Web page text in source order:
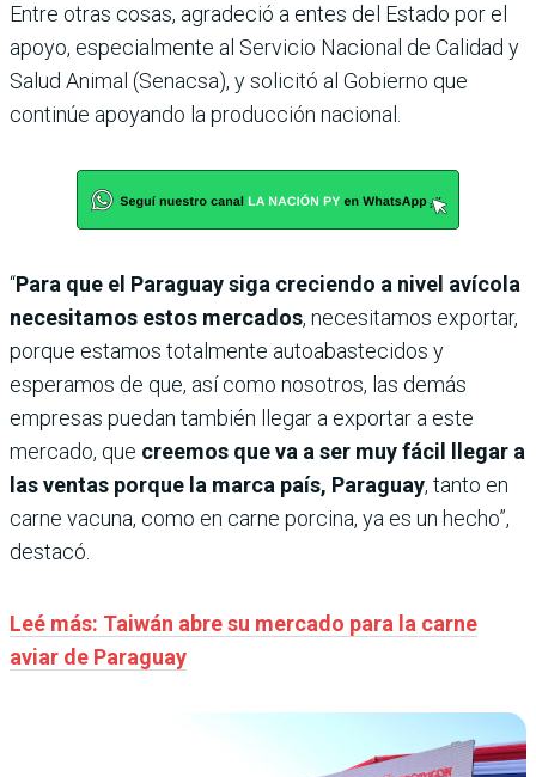
Entre otras cosas, agradeció a entes del Estado por el
apoyo, especialmente al Servicio Nacional de Calidad y
Salud Animal (Senacsa), y solicitó al Gobierno que
continúe apoyando la producción nacional.
“Para que el Paraguay siga creciendo a nivel avícola
necesitamos estos mercados, necesitamos exportar,
porque estamos totalmente autoabastecidos y
esperamos de que, así como nosotros, las demás
empresas puedan también llegar a exportar a este
mercado, que creemos que va a ser muy fácil llegar a
las ventas porque la marca país, Paraguay, tanto en
carne vacuna, como en carne porcina, ya es un hecho”,
destacó.
Leé más: Taiwán abre su mercado para la carne
aviar de Paraguay